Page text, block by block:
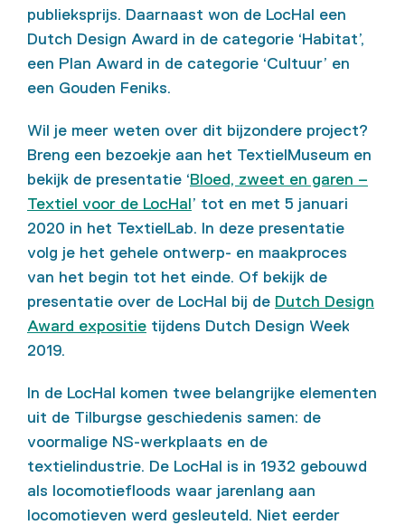
publieksprijs. Daarnaast won de LocHal een
Dutch Design Award in de categorie ‘Habitat’,
een Plan Award in de categorie ‘Cultuur’ en
een Gouden Feniks.
Wil je meer weten over dit bijzondere project?
Breng een bezoekje aan het TextielMuseum en
bekijk de presentatie ‘Bloed, zweet en garen –
Textiel voor de LocHal’ tot en met 5 januari
2020 in het TextielLab. In deze presentatie
volg je het gehele ontwerp- en maakproces
van het begin tot het einde. Of bekijk de
presentatie over de LocHal bij de Dutch Design
Award expositie tijdens Dutch Design Week
2019.
In de LocHal komen twee belangrijke elementen
uit de Tilburgse geschiedenis samen: de
voormalige NS-werkplaats en de
textielindustrie. De LocHal is in 1932 gebouwd
als locomotiefloods waar jarenlang aan
locomotieven werd gesleuteld. Niet eerder